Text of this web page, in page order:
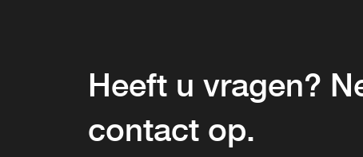
Heeft u vragen?
contact op.